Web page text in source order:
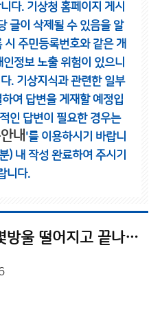
다. 기상청 홈페이지 게시
글이 삭제될 수 있음을 알
시 주민등록번호와 같은 개
정보 노출 위험이 있으니
. 기상지식과 관련한 일부
여 답변을 게재할 예정입
인 답변이 필요한 경우는
내 '를 이용하시기 바랍니
) 내 작성 완료하여 주시기
니다.
이러다 상하이에 비몇방울 떨어지고 끝나겠는데요???